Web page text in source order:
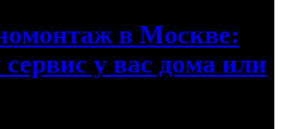
в Москве:
у вас дома или